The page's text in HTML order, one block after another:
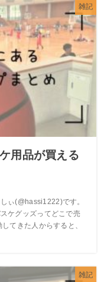
雑記
用品が買える
ぃ(@hassi1222)です。
ケグッズってどこで売
てきた人からすると、
雑記